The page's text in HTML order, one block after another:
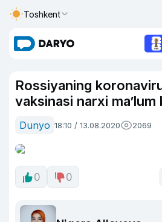
Toshkent
Rossiyaning
vaksinasi narxi ma’lum
Dunyo 18:10 / 13.08.2020 2069
0 0